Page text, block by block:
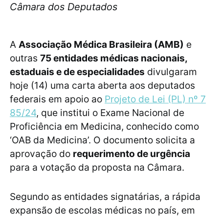
Câmara dos Deputados
A Associação Médica Brasileira (AMB) e
outras 75 entidades médicas nacionais,
estaduais e de especialidades divulgaram
hoje (14) uma carta aberta aos deputados
federais em apoio ao Projeto de Lei (PL) nº 7
85/24, que institui o Exame Nacional de
Proficiência em Medicina, conhecido como
‘OAB da Medicina’. O documento solicita a
aprovação do requerimento de urgência
para a votação da proposta na Câmara.
Segundo as entidades signatárias, a rápida
expansão de escolas médicas no país, em